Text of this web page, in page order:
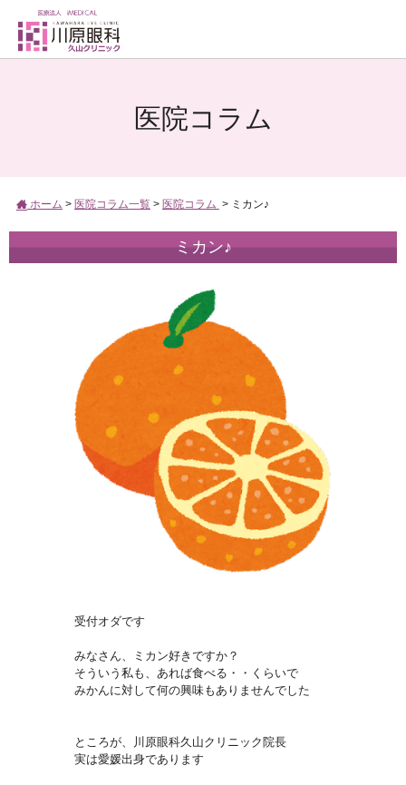
医院コラム
ホーム > 医院コラム一覧> 医院コラム > ミカン♪
ミカン♪
受付オダです
みなさん、ミカン好きですか？
そういう私も、あれば食べる・・くらいで
みかんに対して何の興味もありませんでした
ところが、川原眼科久山クリニック院長
実は愛媛出身であります